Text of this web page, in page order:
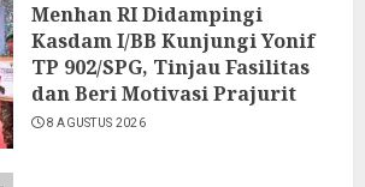
Menhan RI Didampingi
Kasdam I/BB Kunjungi Yonif
TP 902/SPG, Tinjau Fasilitas
dan Beri Motivasi Prajurit
8 AGUSTUS 2026